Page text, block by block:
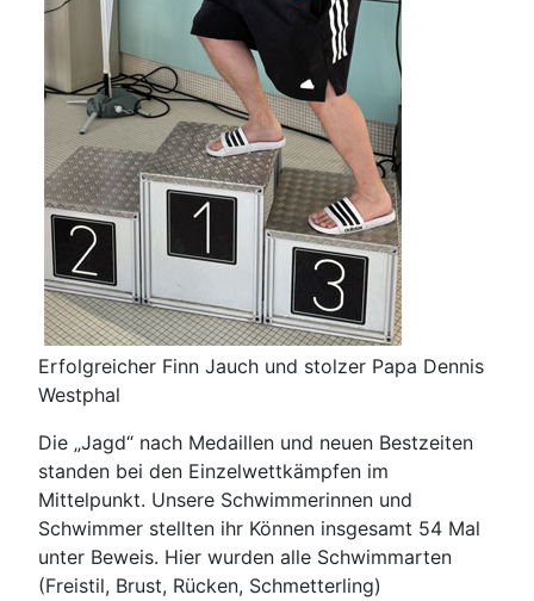
Erfolgreicher Finn Jauch und stolzer Papa Dennis
Westphal
Die „Jagd“ nach Medaillen und neuen Bestzeiten
standen bei den Einzelwettkämpfen im
Mittelpunkt. Unsere Schwimmerinnen und
Schwimmer stellten ihr Können insgesamt 54 Mal
unter Beweis. Hier wurden alle Schwimmarten
(Freistil, Brust, Rücken, Schmetterling)